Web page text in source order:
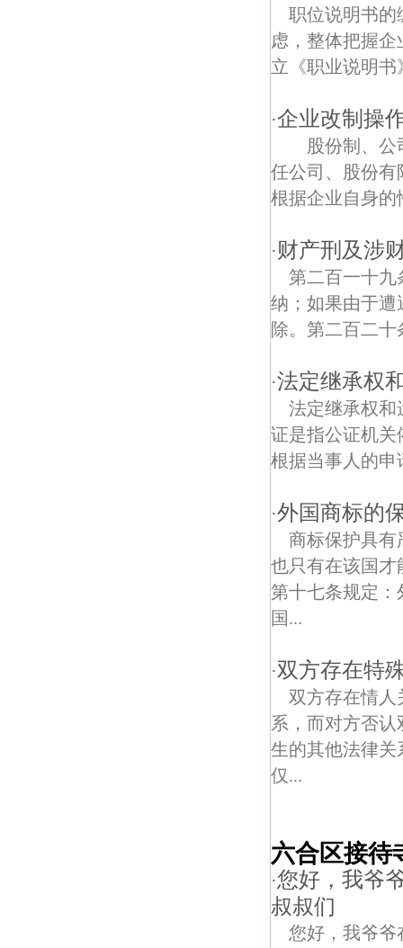
职位说明书的
虑，整体把握
立《职业说明
·企业改制操
股份制、公
任公司、股份有
根据企业自身的
·财产刑及涉
第二百一十
纳；如果由于遭
除。第二百二
·法定继承权
法定继承权和
证是指公证机关
根据当事人的
·外国商标的
商标保护具有
也只有在该国才
第十七条规定
国...
·双方存在特
双方存在情
系，而对方否
生的其他法律关
仅...
六合区接待
·您好，我爷
叔叔们
您好，我爷爷